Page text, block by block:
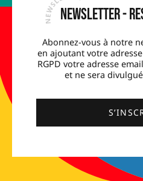
Newsletter -
Abonnez-vous à notre
en ajoutant votre
RGPD votre adresse
et ne sera